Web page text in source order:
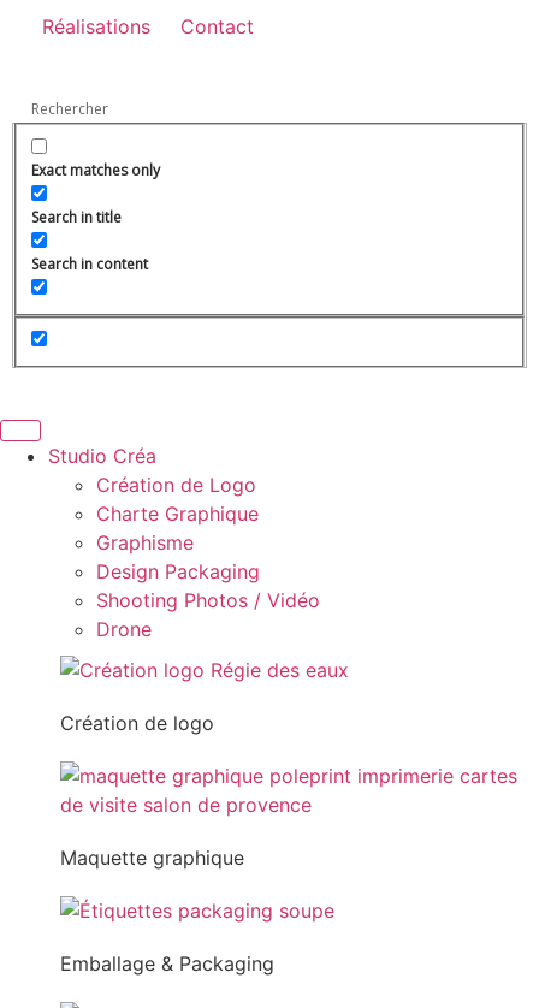
Réalisations Contact
Exact matches only
Search in title
Search in content
Studio Créa
Création de Logo
Charte Graphique
Graphisme
Design Packaging
Shooting Photos / Vidéo
Drone
Création de logo
Maquette graphique
Emballage & Packaging